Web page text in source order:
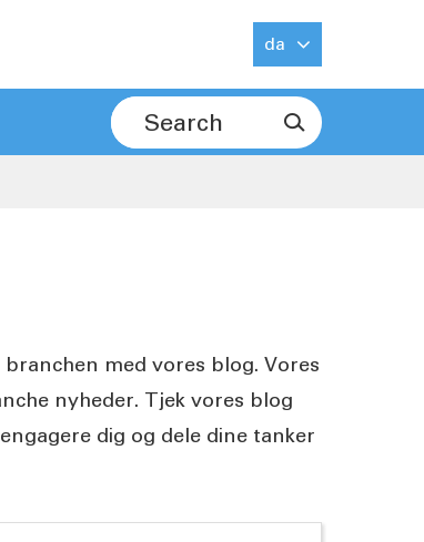
da

med vores blog. Vores
nyheder. Tjek vores blog
dig og dele dine tanker